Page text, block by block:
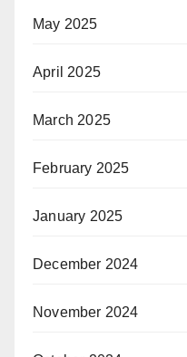
May 2025
April 2025
March 2025
February 2025
January 2025
December 2024
November 2024